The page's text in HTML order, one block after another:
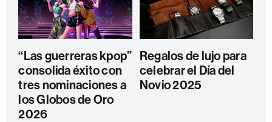
“Las guerreras kpop”
consolida éxito con
tres nominaciones a
los Globos de Oro
2026
Regalos de lujo para
celebrar el Día del
Novio 2025